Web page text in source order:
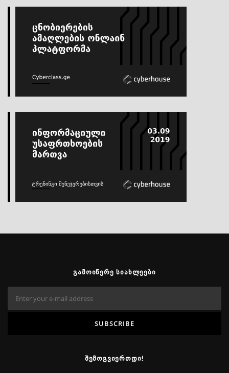
ᲒᲐᲛᲝᲘᲬᲔᲠᲔ ᲡᲘᲐᲮᲚᲔᲔᲑᲘ
ᲨᲔᲛᲝᲒᲕᲘᲔᲠᲗᲓᲘ!